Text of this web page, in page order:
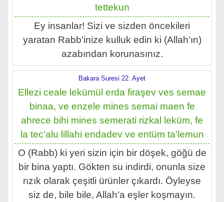
tettekun
Ey insanlar! Sizi ve sizden öncekileri
yaratan Rabb'inize kulluk edin ki (Allah'ın)
azabından korunasınız.
Bakara Suresi 22. Ayet
Ellezi ceale lekümül erda firaşev ves semae
binaa, ve enzele mines semai maen fe
ahrece bihi mines semerati rizkal leküm, fe
la tec'alu lillahi endadev ve entüm ta'lemun
O (Rabb) ki yeri sizin için bir döşek, göğü de
bir bina yaptı. Gökten su indirdi, onunla size
rızık olarak çeşitli ürünler çıkardı. Öyleyse
siz de, bile bile, Allah'a eşler koşmayın.